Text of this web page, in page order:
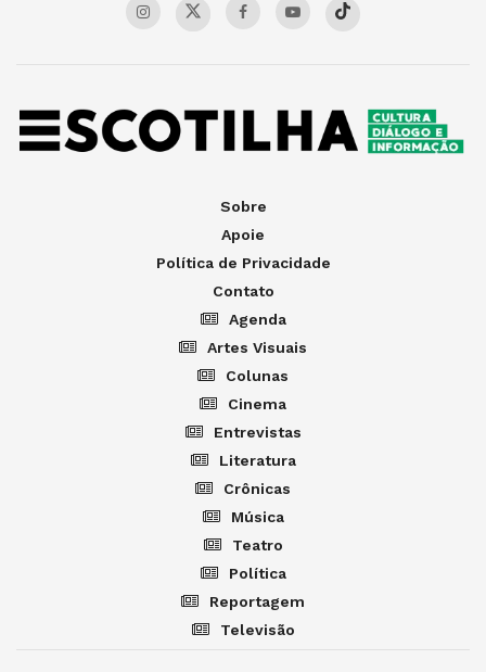
Sobre
Apoie
Política de Privacidade
Contato
Agenda
Artes Visuais
Colunas
Cinema
Entrevistas
Literatura
Crônicas
Música
Teatro
Política
Reportagem
Televisão